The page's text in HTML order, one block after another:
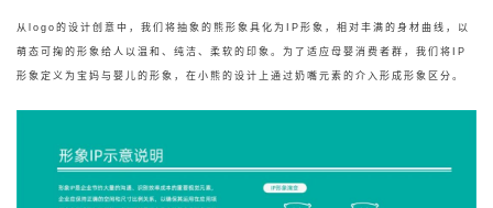
从logo的设计创意中，我们将抽象的熊形象具化为IP形象，相对丰满的身材曲线，以
萌态可掬的形象给人以温和、纯洁、柔软的印象。为了适应母婴消费者群，我们将IP
形象定义为宝妈与婴儿的形象，在小熊的设计上通过奶嘴元素的介入形成形象区分。